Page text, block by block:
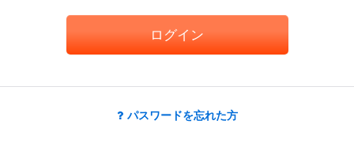
ログイン
パスワードを忘れた方